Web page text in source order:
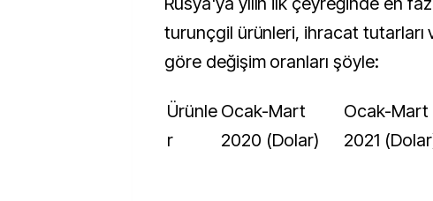
turunçgil ürünleri, ihracat tutarları
göre değişim oranları şöyle:
Ürünle
r
Ocak-Mart
2020 (Dolar)
Ocak-Mart
2021